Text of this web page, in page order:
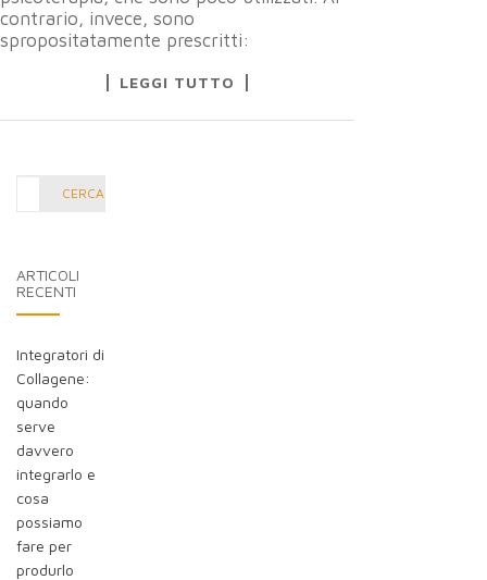
contrario, invece, sono
spropositatamente prescritti:
LEGGI TUTTO
CERCA
ARTICOLI
RECENTI
Integratori di
Collagene:
quando
serve
davvero
integrarlo e
cosa
possiamo
fare per
produrlo